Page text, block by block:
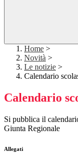
Home >
Novità >
Le notizie >
Calendario
Calendario
Si pubblica il
Giunta Regionale
Allegati